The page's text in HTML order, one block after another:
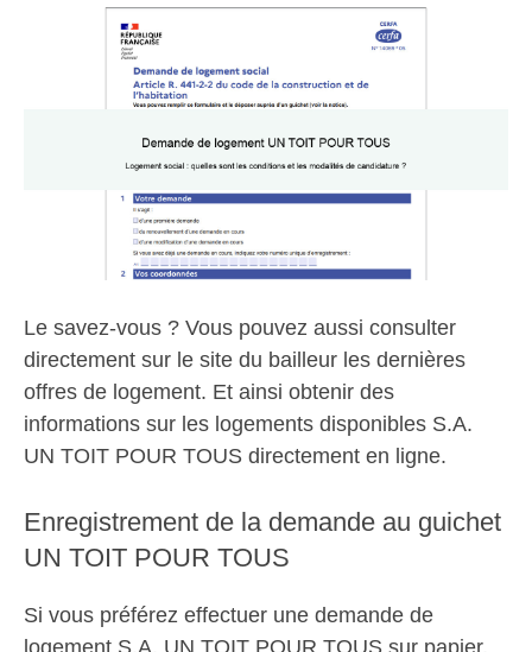
Le savez-vous ? Vous pouvez aussi consulter
directement sur le site du bailleur les dernières
offres de logement. Et ainsi obtenir des
informations sur les logements disponibles S.A.
UN TOIT POUR TOUS directement en ligne.
Enregistrement de la demande au guichet
UN TOIT POUR TOUS
Si vous préférez effectuer une demande de
logement S.A. UN TOIT POUR TOUS sur papier,